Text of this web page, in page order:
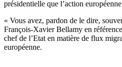
présidentielle que l’action
« Vous avez, pardon de le dire,
François-Xavier Bellamy en
chef de l’Etat en matière de flux
européenne.